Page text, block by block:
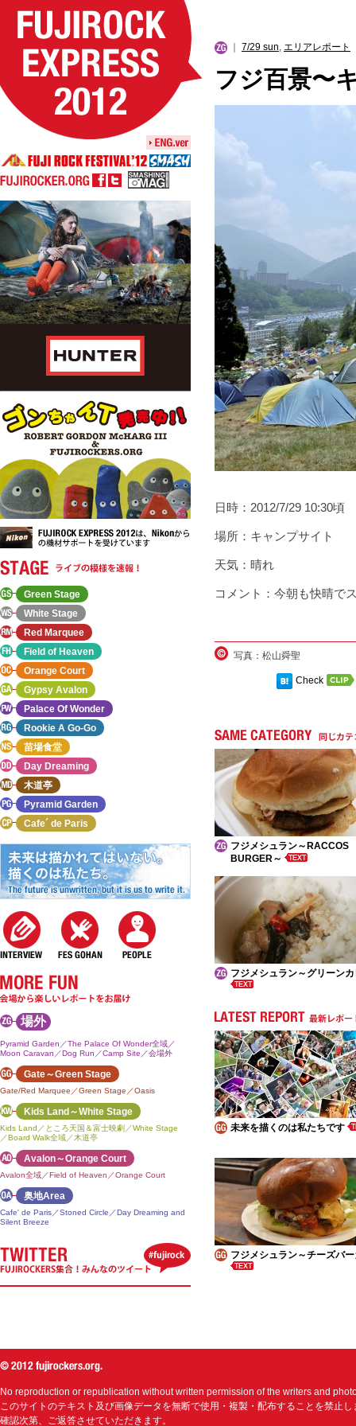
7/29 sun, エリアレポート
フジ百景〜
日時：2012/7/29 10:30頃
場所：キャンプサイト
天気：晴れ
コメント：今朝も快晴で
写真：松山舜聖
Check
フジメシュラン～RACCOS
BURGER～
フジメシュラン～グリーン
未来を描くのは私たちです
フジメシュラン～チーズバ
Green Stage
White Stage
Red Marquee
Field of Heaven
Orange Court
Gypsy Avalon
Palace Of Wonder
Rookie A Go-Go
苗場食堂
Day Dreaming
木道亭
Pyramid Garden
Cafe´ de Paris
場外
Pyramid Garden／The Palace Of Wonder全域／
Moon Caravan／Dog Run／Camp Site／会場外
Gate～Green Stage
Gate/Red Marquee／Green Stage／Oasis
Kids Land～White Stage
Kids Land／ところ天国＆富士映劇／White Stage
／Board Walk全域／木道亭
Avalon～Orange Court
Avalon全域／Field of Heaven／Orange Court
奥地Area
Cafe' de Paris／Stoned Circle／Day Dreaming and
Silent Breeze
No reproduction or republication without written permission of the writers and
このサイトのテキスト及び画像データを無断で使用・複製・配布することを禁止
確認次第、ご返答させていただきます。